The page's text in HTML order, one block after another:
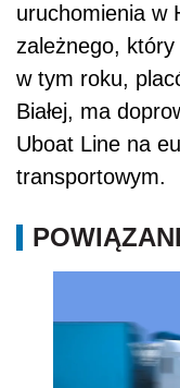
uruchomienia w
zależnego,
w tym roku,
Białej, ma
Uboat Line na
transportowym.